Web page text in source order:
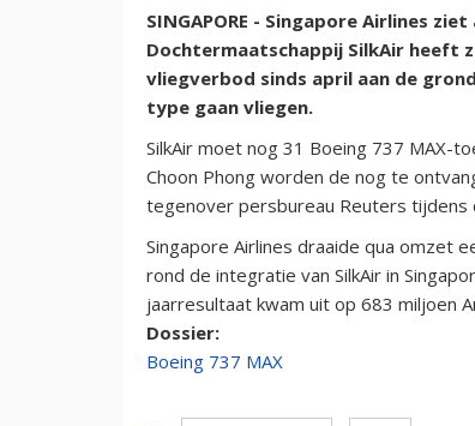
SINGAPORE - Singapore Airlines
Dochtermaatschappij SilkAir heeft
vliegverbod sinds april aan de
type gaan vliegen.
SilkAir moet nog 31 Boeing 737 MAX-
Choon Phong worden de nog te
tegenover persbureau Reuters
Singapore Airlines draaide qua omzet
rond de integratie van SilkAir in
jaarresultaat kwam uit op 683 miljoen
Dossier:
Boeing 737 MAX